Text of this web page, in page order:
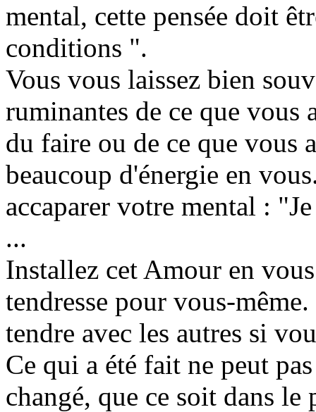
mental, cette pensée doit
conditions ".
Vous vous laissez bien
ruminantes de ce que vous
du faire ou de ce que vous
beaucoup d'énergie en
accaparer votre mental :
...
Installez cet Amour en
tendresse pour vous-
tendre avec les autres si
Ce qui a été fait ne peut
changé, que ce soit dans le